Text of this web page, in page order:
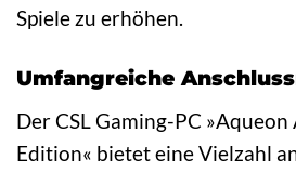
Spiele zu erhöhen.
Umfangreiche
Der CSL Gaming-PC
Edition« bietet eine Vielzahl